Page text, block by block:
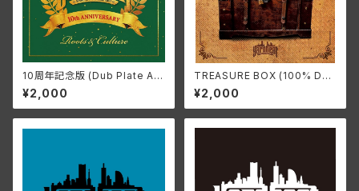
10周年記念版 (Dub Plate Alb
um / Non-Mixed) ~ROOTS
& CULTURE~
¥2,000
TREASURE BOX (100% DU
B PLATE ALBUM) ~GONE B
UT NEVER FORGOTTEN
¥2,000